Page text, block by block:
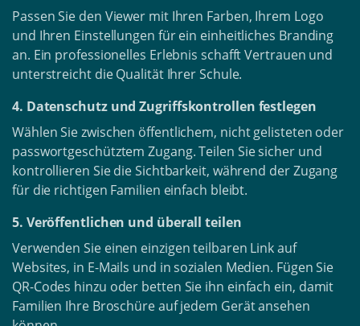
Passen Sie den Viewer mit Ihren Farben, Ihrem Logo
und Ihren Einstellungen für ein einheitliches Branding
an. Ein professionelles Erlebnis schafft Vertrauen und
unterstreicht die Qualität Ihrer Schule.
4. Datenschutz und Zugriffskontrollen festlegen
Wählen Sie zwischen öffentlichem, nicht gelisteten oder
passwortgeschütztem Zugang. Teilen Sie sicher und
kontrollieren Sie die Sichtbarkeit, während der Zugang
für die richtigen Familien einfach bleibt.
5. Veröffentlichen und überall teilen
Verwenden Sie einen einzigen teilbaren Link auf
Websites, in E-Mails und in sozialen Medien. Fügen Sie
QR-Codes hinzu oder betten Sie ihn einfach ein, damit
Familien Ihre Broschüre auf jedem Gerät ansehen